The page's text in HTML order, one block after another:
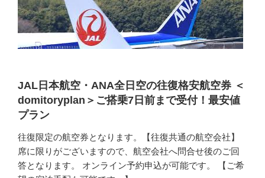
JAL日本航空・ANA全日空の往復格安航空券 ＜
domitoryplan＞ご搭乗7日前まで受付！最安値
プラン
往復限定の航空券となります。【往復共通の航空会社】
席に限りがございますので、航空会社へ問合せ後のご回
答となります。 オンライン予約申込が可能です。 【ご希